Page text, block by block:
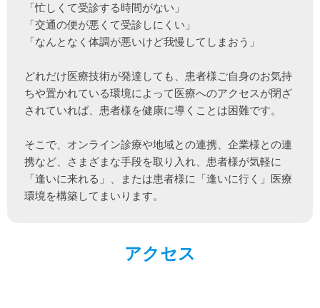
「忙しくて受診する時間がない」
「交通の便が悪くて受診しにくい」
「なんとなく体調が悪いけど我慢してしまおう」
どれだけ医療技術が発達しても、患者様ご自身のお気持
ちや置かれている環境によって医療へのアクセスが閉ざ
されていれば、患者様を健康に導くことは困難です。
そこで、オンライン診療や地域との連携、企業様との連
携など、さまざまな手段を取り入れ、患者様が気軽に
「逢いに来れる」、または患者様に「逢いに行く」医療
環境を構築してまいります。
アクセス